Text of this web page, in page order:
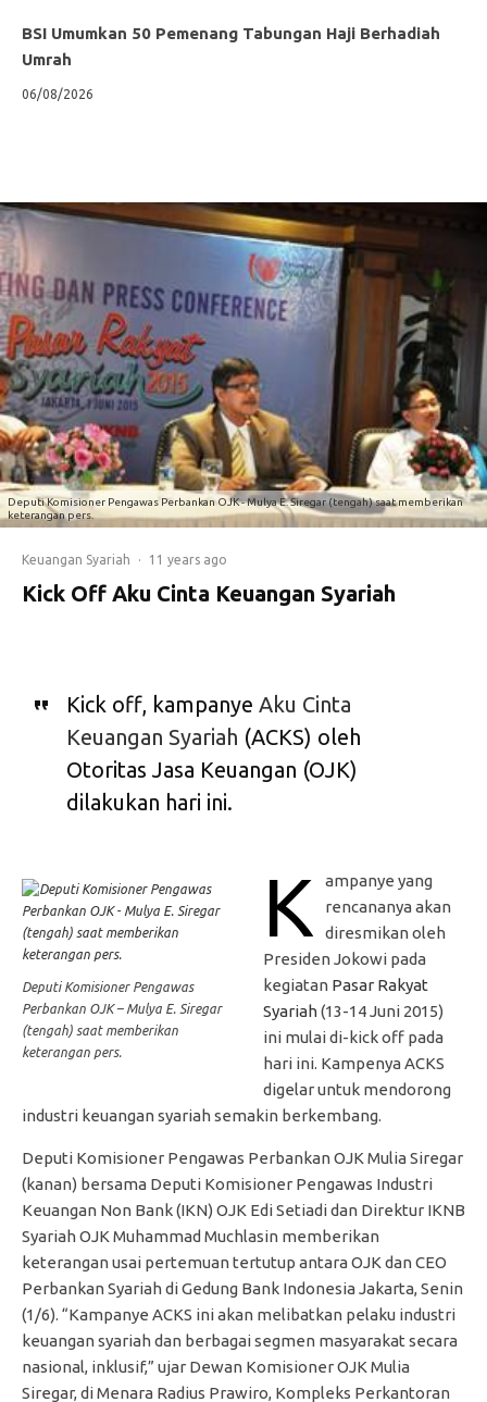
BSI Umumkan 50 Pemenang Tabungan Haji Berhadiah
Umrah
06/08/2026
Deputi Komisioner Pengawas Perbankan OJK - Mulya E. Siregar (tengah) saat memberikan
keterangan pers.
Keuangan Syariah · 11 years ago
Kick Off Aku Cinta Keuangan Syariah
Kick off, kampanye Aku Cinta
Keuangan Syariah (ACKS) oleh
Otoritas Jasa Keuangan (OJK)
dilakukan hari ini.
Deputi Komisioner Pengawas
Perbankan OJK – Mulya E. Siregar
(tengah) saat memberikan
keterangan pers.
K
ampanye yang
rencananya akan
diresmikan oleh
Presiden Jokowi pada
kegiatan Pasar Rakyat
Syariah(13-14 Juni 2015)
ini mulai di-kick off pada
hari ini. Kampenya ACKS
digelar untuk mendorong
industri keuangan syariah semakin berkembang.
Deputi Komisioner Pengawas Perbankan OJK Mulia Siregar
(kanan) bersama Deputi Komisioner Pengawas Industri
Keuangan Non Bank (IKN) OJK Edi Setiadi dan Direktur IKNB
Syariah OJK Muhammad Muchlasin memberikan
keterangan usai pertemuan tertutup antara OJK dan CEO
Perbankan Syariah di Gedung Bank Indonesia Jakarta, Senin
(1/6). “Kampanye ACKS ini akan melibatkan pelaku industri
keuangan syariah dan berbagai segmen masyarakat secara
nasional, inklusif,” ujar Dewan Komisioner OJK Mulia
Siregar, di Menara Radius Prawiro, Kompleks Perkantoran